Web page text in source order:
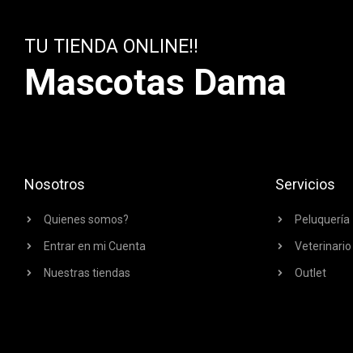
TU TIENDA ONLINE!!
Mascotas Dama
Nosotros
Quienes somos?
Entrar en mi Cuenta
Nuestras tiendas
Servicios
Peluquería
Veterinario
Outlet